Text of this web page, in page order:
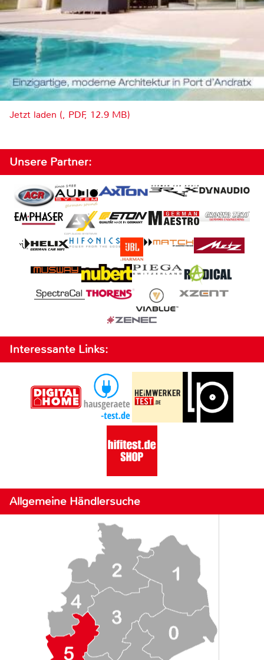
Jetzt laden (, PDF, 12.9 MB)
Unsere Partner:
Interessante Links:
Allgemeine Händlersuche